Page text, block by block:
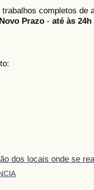
completos de
Novo Prazo - até às
dos locais onde se